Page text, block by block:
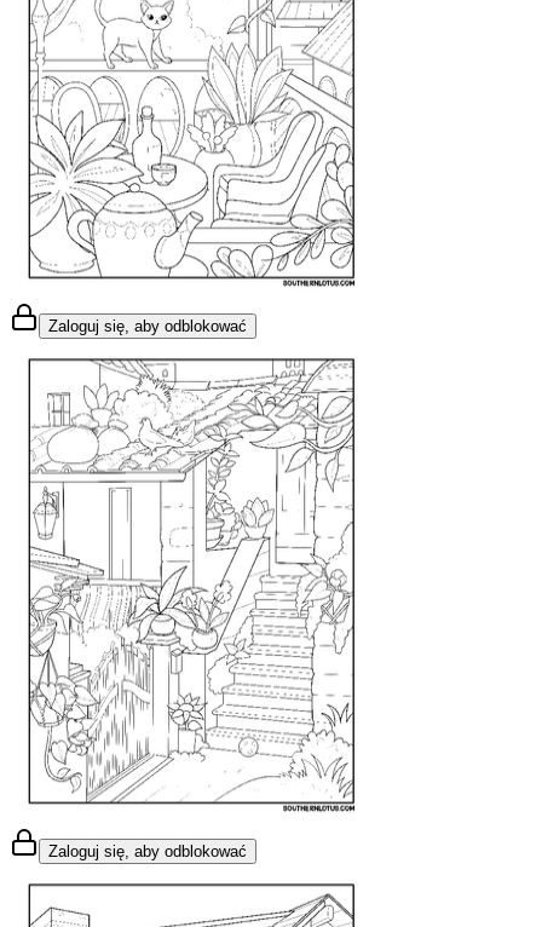
Zaloguj się, aby odblokować
Zaloguj się, aby odblokować